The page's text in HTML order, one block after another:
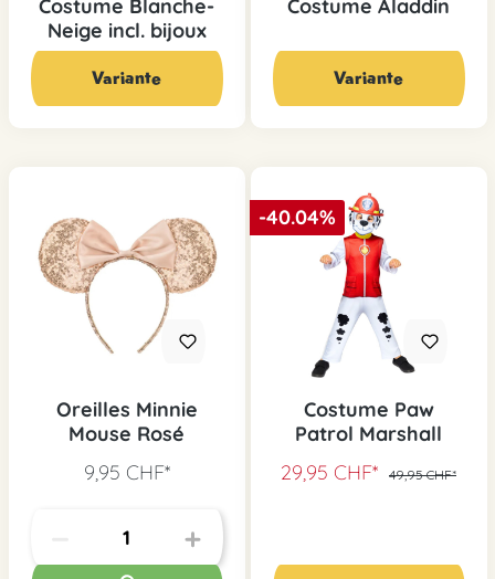
Costume Blanche-
Neige incl. bijoux
14,95 CHF* 29,90 CHF*
Variante
Costume Aladdin
De 24,95 CHF*
Variante
Oreilles Minnie
Mouse Rosé
9,95 CHF*
-40.04%
Costume Paw
Patrol Marshall
29,95 CHF*
49,95 CHF*